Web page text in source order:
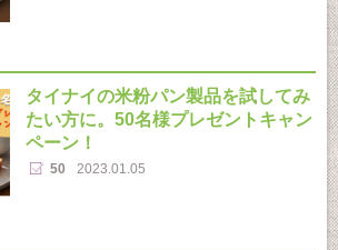
タイナイの米粉パン製品を試してみ
たい方に。50名様プレゼントキャン
ペーン！
50 2023.01.05